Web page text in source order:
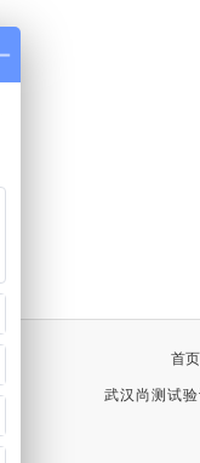
首页
武汉尚测试